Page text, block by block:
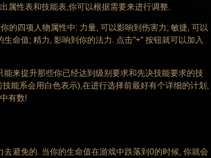
属性表和技能表,你可以根据需要来进行调整.
四项人物属性中: 力量, 可以影响到伤害力; 敏捷, 可以
命值; 精力, 影响到你的法力. 点击"+" 按钮就可以加入
来提升那些你已经达到级别要求和先决技能要求的技
能系会用白色表示),在进行选择前最好有个详细的计划,
有数!
避免的. 当你的生命值在游戏中跌落到0的时候, 你就会